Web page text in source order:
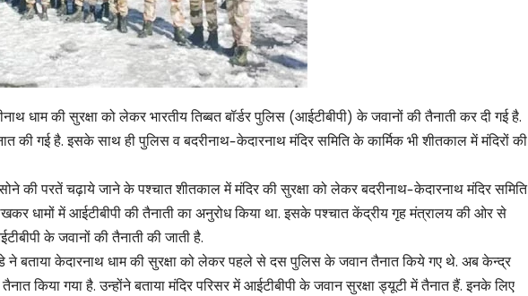
धाम की सुरक्षा को लेकर भारतीय तिब्बत बॉर्डर पुलिस (आईटीबीपी) के जवानों की तैनाती कर दी गई है.
की गई है. इसके साथ ही पुलिस व बदरीनाथ-केदारनाथ मंदिर समिति के कार्मिक भी शीतकाल में मंदिरों की
की परतें चढ़ाये जाने के पश्चात शीतकाल में मंदिर की सुरक्षा को लेकर बदरीनाथ-केदारनाथ मंदिर समिति
धामों में आईटीबीपी की तैनाती का अनुरोध किया था. इसके पश्चात केंद्रीय गृह मंत्रालय की ओर से
के जवानों की तैनाती की जाती है.
ने बताया केदारनाथ धाम की सुरक्षा को लेकर पहले से दस पुलिस के जवान तैनात किये गए थे. अब केन्द्र
किया गया है. उन्होंने बताया मंदिर परिसर में आईटीबीपी के जवान सुरक्षा ड्यूटी में तैनात हैं. इनके लिए